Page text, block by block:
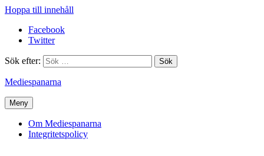
Hoppa till innehåll
Facebook
Twitter
Sök efter:
Mediespanarna
Meny
Om Mediespanarna
Integritetspolicy